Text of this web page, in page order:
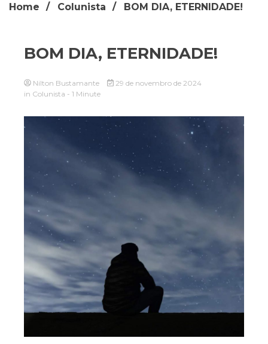
Home Colunista BOM DIA, ETERNIDADE!
BOM DIA, ETERNIDADE!
Nilton Bustamante
29 de novembro de 2024
in Colunista - 1 Minute